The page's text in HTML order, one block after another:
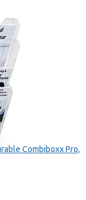
Combiboxx Pro,